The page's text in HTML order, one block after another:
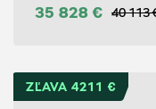
35 828 € 40 113
ZĽAVA 4211 €